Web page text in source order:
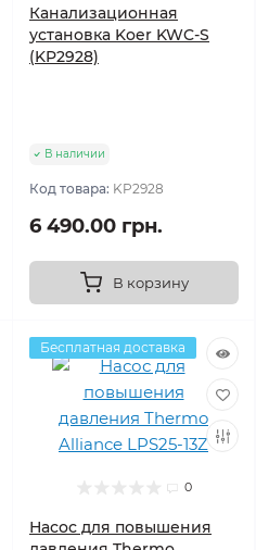
Канализационная
установка Koer KWC-S
(KP2928)
В наличии
Код товара: KP2928
6 490.00 грн.
В корзину
Бесплатная доставка
0
Насос для повышения